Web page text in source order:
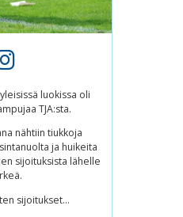
luokissa oli
TJA:sta.
nähtiin tiukkoja
ja huikeita
sijoituksista lähelle
sijoitukset...